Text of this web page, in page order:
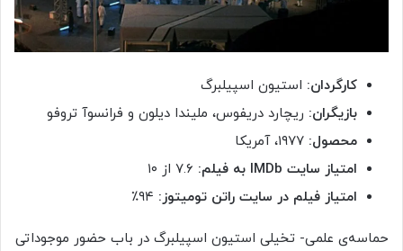
کارگردان: استیون اسپیلبرگ
بازیگران: ریچارد دریفوس، ملیندا دیلون و فرانسوآ تروفو
محصول:
امتیاز سایت IMDb به فیلم:
امتیاز فیلم در سایت راتن تومیتوز:
حماسه‌ی علمی- تخیلی استیون اسپیلبرگ در باب حضور موجوداتی